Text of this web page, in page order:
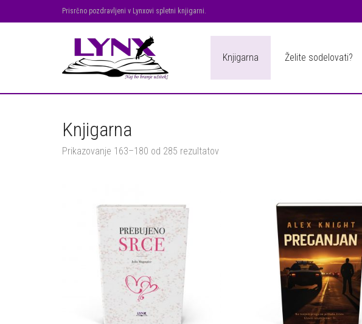
Prisrčno pozdravljeni v Lynxovi spletni knjigarni.
Knjigarna Želite sodelovati?
Knjigarna
Prikazovanje 163–180 od 285 rezultatov